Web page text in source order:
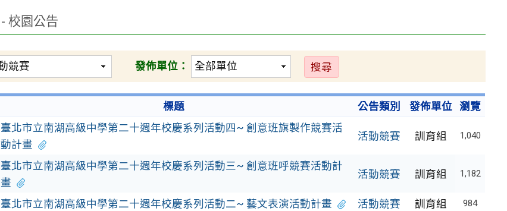
- 校園公告
發佈單位：
標題 公告類別 發佈單位 瀏覽
臺北市立南湖高級中學第二十週年校慶系列活動四~ 創意班旗製作競賽活
動計畫
活動競賽 訓育組 1,040
臺北市立南湖高級中學第二十週年校慶系列活動三~ 創意班呼競賽活動計
畫
活動競賽 訓育組 1,182
臺北市立南湖高級中學第二十週年校慶系列活動二~ 藝文表演活動計畫 活動競賽 訓育組 984